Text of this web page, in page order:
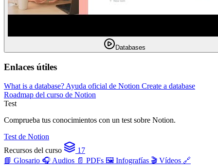
Databases
Enlaces útiles
What is a database? Ayuda oficial de Notion Create a database
Roadmap del curso de Notion
Test
Comprueba tus conocimientos con un test sobre Notion.
Test de Notion
Recursos del curso
17
📘 Glosario 🎧 Audios 📄 PDFs 🖼️ Infografías 🎬 Vídeos 🔗